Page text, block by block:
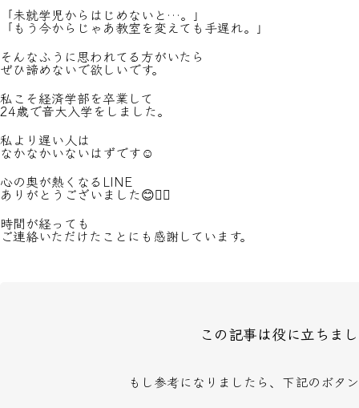
「未就学児からはじめないと…。」
「もう今からじゃあ教室を変えても手遅れ。」
そんなふうに思われてる方がいたら
ぜひ諦めないで欲しいです。
私こそ経済学部を卒業して
24歳で音大入学をしました。
私より遅い人は
なかなかいないはずです☺️
心の奥が熱くなるLINE
ありがとうございました😊🙇‍♀️
時間が経っても
ご連絡いただけたことにも感謝しています。
この記事は役に立ちま
もし参考になりましたら、下記のボタ